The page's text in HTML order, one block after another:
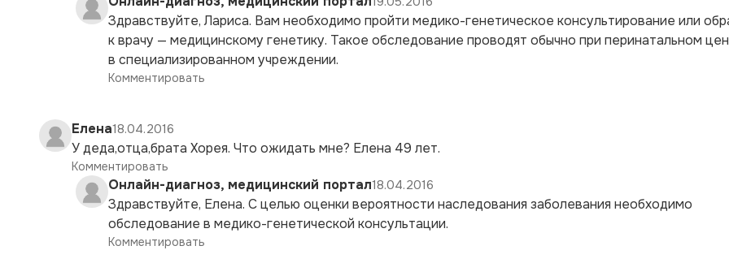
Здравствуйте, Лариса. Вам необходимо пройти медико-генетическое консультирование или
к врачу — медицинскому генетику. Такое обследование проводят обычно при перинатальном
в специализированном учреждении.
Комментировать
Елена18.04.2016
У деда,отца,брата Хорея. Что ожидать мне? Елена 49 лет.
Комментировать
Онлайн-диагноз, медицинский портал18.04.2016
Здравствуйте, Елена. С целью оценки вероятности наследования заболевания необходимо
обследование в медико-генетической консультации.
Комментировать